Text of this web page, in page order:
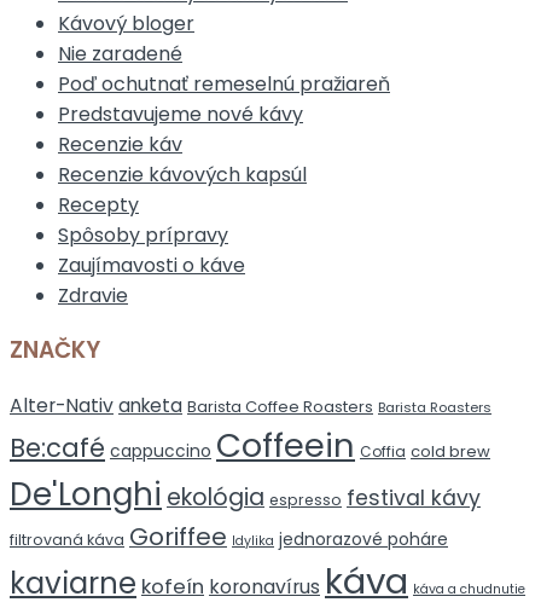
Kávový bloger
Nie zaradené
Poď ochutnať remeselnú pražiareň
Predstavujeme nové kávy
Recenzie káv
Recenzie kávových kapsúl
Recepty
Spôsoby prípravy
Zaujímavosti o káve
Zdravie
ZNAČKY
Alter-Nativanketa Barista Coffee Roasters Barista Roasters
Be:café cappuccino Coffeein Coffia cold brew
De'Longhi ekológia espresso festival kávy
filtrovaná káva Goriffee Idylika jednorazové poháre
kaviarne kofeín koronavírus káva káva a chudnutie